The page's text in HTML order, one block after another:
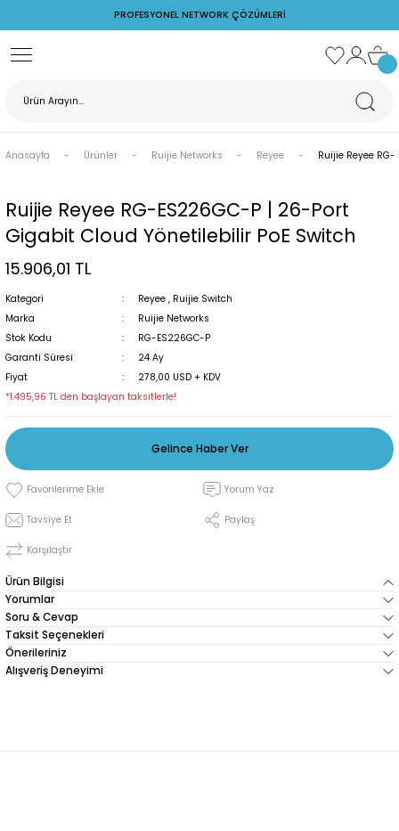
PROFESYONEL NETWORK ÇÖZÜMLERİ
Geri Dön
AirMax
PoE Adaptörler
PoE Switchler
Reyee
Ruijie Firewall
Ruijie Switch
POE Adaptör
Switch
Cihazları
Anasayfa Ürünler Ruijie Networks Reyee Ruijie Reyee
Ruijie Reyee RG-ES226GC-P | 26-Port
Gigabit Cloud Yönetilebilir PoE Switch
15.906,01 TL
Kategori Reyee , Ruijie Switch
Marka
Ruijie Networks
Stok Kodu
RG-ES226GC-P
Garanti Süresi
24 Ay
Fiyat
278,00 USD + KDV
*1.495,96 TL den başlayan taksitlerle!
Gelince Haber Ver
Yorum Yaz
Tavsiye Et Paylaş
Karşılaştır
Ürün Bilgisi
Yorumlar
Soru & Cevap
Taksit Seçenekleri
Önerileriniz
Alışveriş Deneyimi